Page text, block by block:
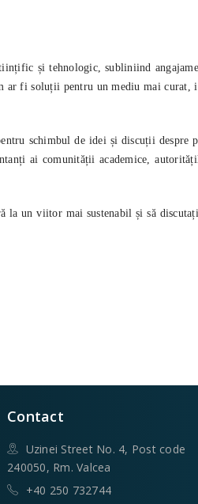
și tehnologic, subliniind
fi soluții pentru un mediu mai curat,
schimbul de idei și discuții
ai comunității academice,
un viitor mai sustenabil și să
Contact
Uzinei Street No. 4, Post code
240050, Rm. Valcea
+40 250 732744